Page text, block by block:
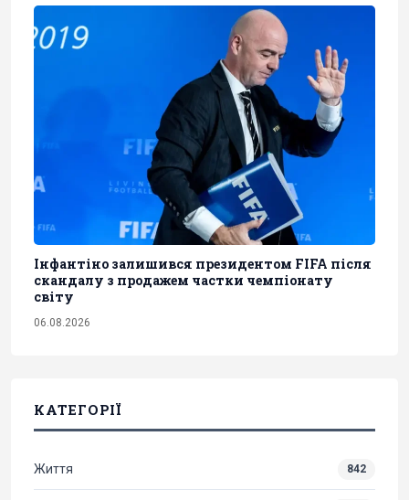
Інфантіно залишився президентом FIFA після
скандалу з продажем частки чемпіонату
світу
06.08.2026
КАТЕГОРІЇ
Життя 842